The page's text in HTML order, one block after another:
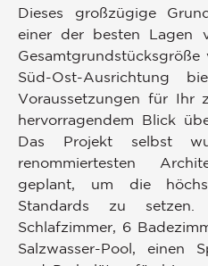
Dieses großzügige
einer der besten Lagen
Süd-Ost-Ausrichtung
Voraussetzungen für Ihr
hervorragendem Blick
Das Projekt selbst
renommiertesten
geplant, um die
Standards zu
Schlafzimmer, 6
Salzwasser-Pool, einen